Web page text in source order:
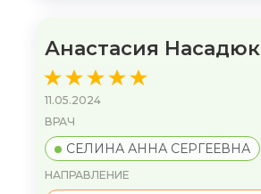
Анастасия Насадюк
11.05.2024
ВРАЧ
СЕЛИНА АННА СЕРГЕЕВНА
НАПРАВЛЕНИЕ